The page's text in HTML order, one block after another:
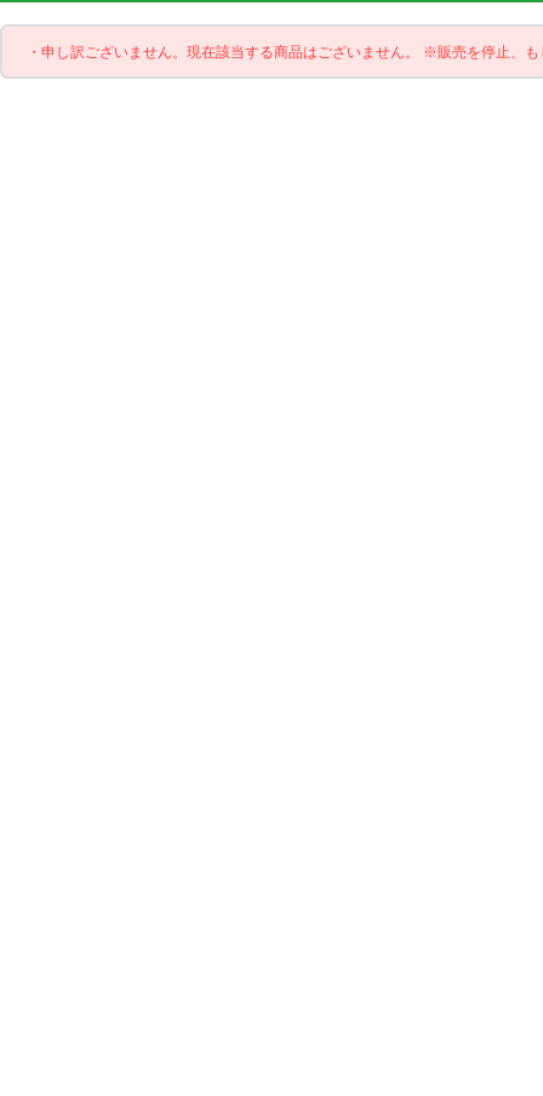
・申し訳ございません。現在該当する商品はございません。 ※販売を停止、